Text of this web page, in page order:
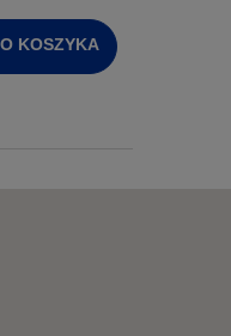
KOSZYKA